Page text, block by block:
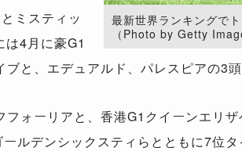
最新世界ランキングで
（Photo by Getty
ミスティッ
4月に豪G1
と、エデュアルド、パレスピアの3
ォーリアと、香港G1クイーンエリ
ルデンシックスティらとともに7位